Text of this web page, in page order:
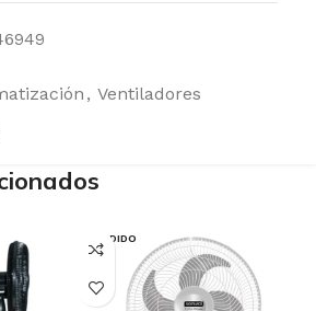
, Ventiladores
VENDIDO